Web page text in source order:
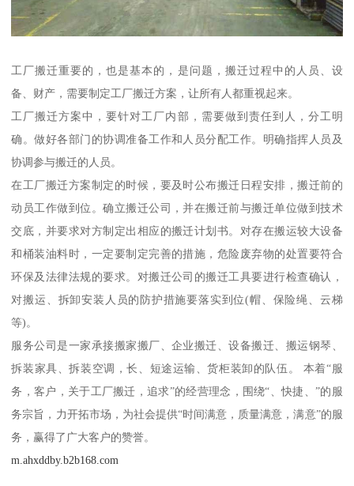
工厂搬迁重要的，也是基本的，是问题，搬迁过程中的人员、设
备、财产，需要制定工厂搬迁方案，让所有人都重视起来。
工厂搬迁方案中，要针对工厂内部，需要做到责任到人，分工明
确。做好各部门的协调准备工作和人员分配工作。明确指挥人员及
协调参与搬迁的人员。
在工厂搬迁方案制定的时候，要及时公布搬迁日程安排，搬迁前的
动员工作做到位。确立搬迁公司，并在搬迁前与搬迁单位做到技术
交底，并要求对方制定出相应的搬迁计划书。对存在搬运较大设备
和桶装油料时，一定要制定完善的措施，危险废弃物的处置要符合
环保及法律法规的要求。对搬迁公司的搬迁工具要进行检查确认，
对搬运、拆卸安装人员的防护措施要落实到位(帽、保险绳、云梯
等)。
服务公司是一家承接搬家搬厂、企业搬迁、设备搬迁、搬运钢琴、
拆装家具、拆装空调，长、短途运输、货柜装卸的队伍。 本着“服
务，客户，关于工厂搬迁，追求”的经营理念，围绕“、快捷、”的服
务宗旨，力开拓市场，为社会提供“时间满意，质量满意，满意”的服
务，赢得了广大客户的赞誉。
m.ahxddby.b2b168.com